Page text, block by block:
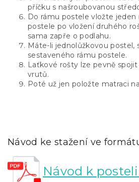
příčku s našroubovanou
Do rámu postele vložte jeden
postele po vložení druhého
sama zapře o podlahu.
Máte-li jednolůžkovou postel,
sestaveného rámu postele.
Laťkové rošty lze pevně
vrutů.
Poté už jen položte matraci
Návod ke stažení ve
Návod k posteli